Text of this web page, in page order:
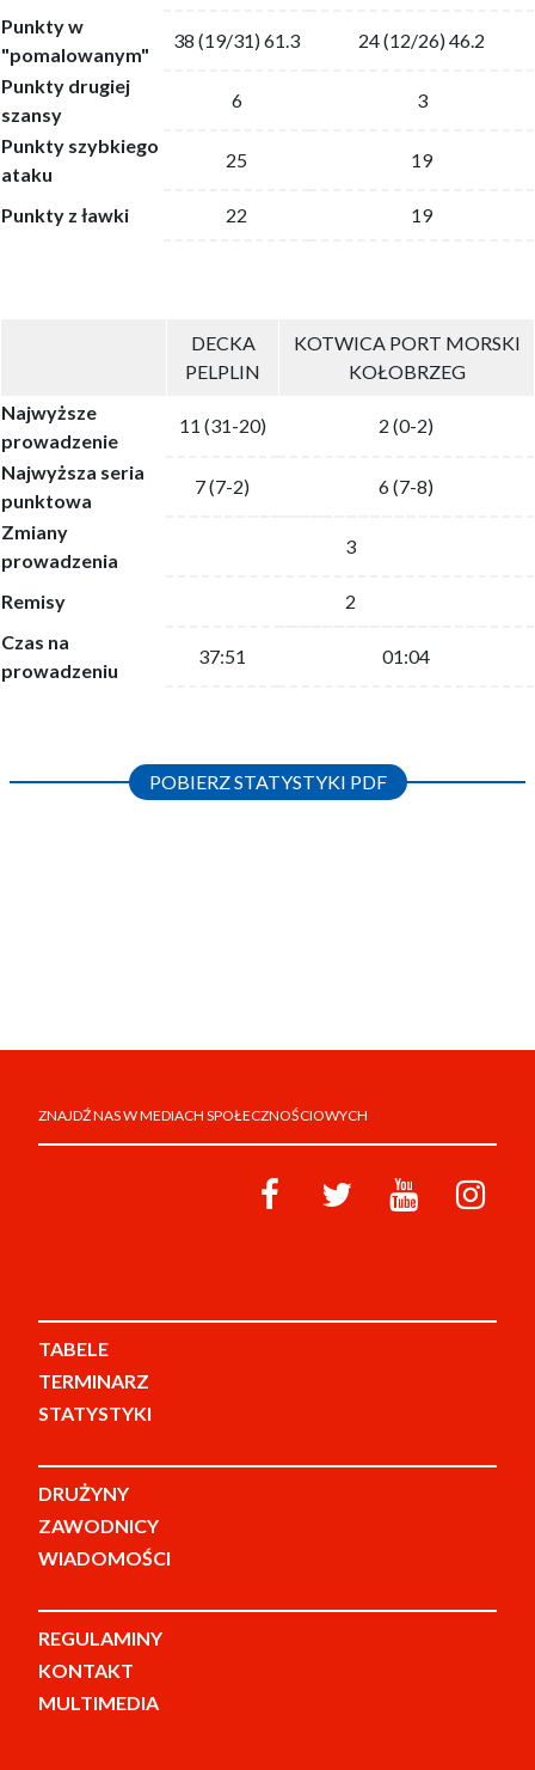
Punkty w
"pomalowanym"
38 (19/31) 61.3
24 (12/26) 46.2
Punkty drugiej
szansy
6
3
Punkty szybkiego
ataku
25 19
Punkty z ławki 22 19
DECKA
PELPLIN
KOTWICA PORT MORSKI
KOŁOBRZEG
Najwyższe
prowadzenie
11 (31-20) 2 (0-2)
Najwyższa seria
punktowa
7 (7-2)
6 (7-8)
Zmiany
prowadzenia
3
Remisy
2
Czas na
prowadzeniu
37:51 01:04
POBIERZ STATYSTYKI PDF
ZNAJDŹ NAS W MEDIACH SPOŁECZNOŚCIOWYCH
TABELE
TERMINARZ
STATYSTYKI
DRUŻYNY
ZAWODNICY
WIADOMOŚCI
REGULAMINY
KONTAKT
MULTIMEDIA